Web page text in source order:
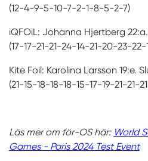
(12-4-9-5-10-7-2-1-8-5-2-7)
iQFOiL: Johanna Hjertberg
(17-17-21-21-24-14-21-20-23-22-
Kite Foil: Karolina Larsson 19:e.
(21-15-18-18-18-15-17-19-21-21-
Läs mer om för-OS här: World
Games - Paris 2024 Test Event